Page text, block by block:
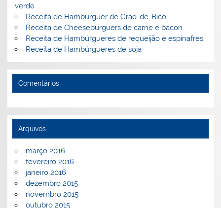
verde
Receita de Hamburguer de Grão-de-Bico
Receita de Cheeseburguers de carne e bacon
Receita de Hambúrgueres de requeijão e espinafres
Receita de Hambúrgueres de soja
Comentários
Arquivos
março 2016
fevereiro 2016
janeiro 2016
dezembro 2015
novembro 2015
outubro 2015